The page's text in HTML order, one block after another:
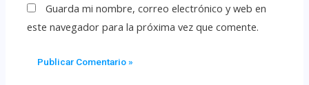
Guarda mi nombre, correo electrónico y web en
este navegador para la próxima vez que comente.